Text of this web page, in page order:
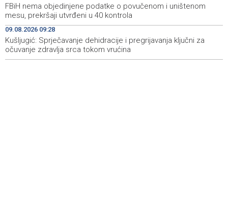
10:03
Marija Šerifović pred više hiljada posjetitelja na Piroti
zatvorila 'Dane dijaspore 2026' u Travniku
09:28
Kušljugić: Sprječavanje dehidracije i pregrijavanja ključni
za očuvanje zdravlja srca tokom vrućina
FBiH nema objedinjene podatke o povučenom i uništenom
mesu, prekršaji utvrđeni u 40 kontrola
09.08.2026 09:28
Kušljugić: Sprječavanje dehidracije i pregrijavanja ključni za
očuvanje zdravlja srca tokom vrućina